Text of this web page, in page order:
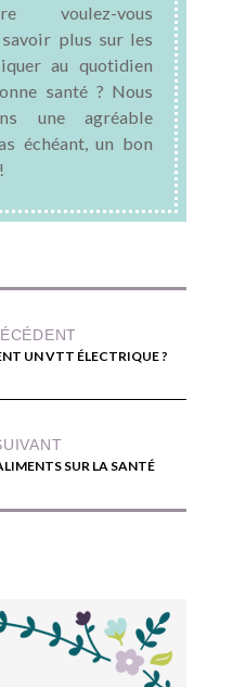
voulez-vous
plus sur les
au quotidien
santé ? Nous
une agréable
échéant, un bon
UN VTT ÉLECTRIQUE ?
SUR LA SANTÉ